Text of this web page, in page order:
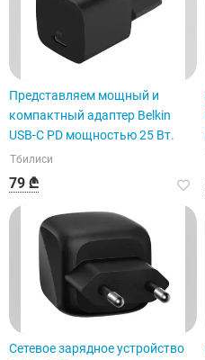
Представляем мощный и
компактный адаптер Belkin
USB-C PD мощностью 25 Вт.
Тбилиси
79 ₾
Сетевое зарядное устройство